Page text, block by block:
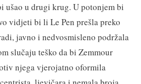
ušao u drugi krug. U potonjem bi
vidjeti bi li Le Pen prešla preko
javno i nedvosmisleno podržala
slučaju teško da bi Zemmour
njega vjerojatno oformila